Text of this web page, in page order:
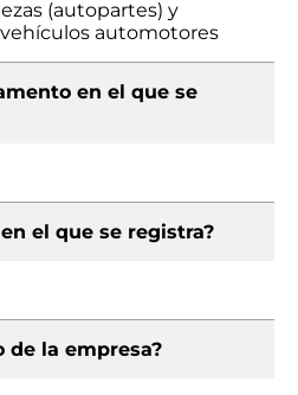
(autopartes) y
vehículos automotores
en el que se
el que se registra?
de la empresa?